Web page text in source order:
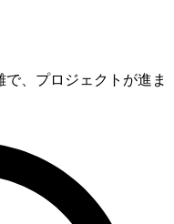
、プロジェクトが進ま